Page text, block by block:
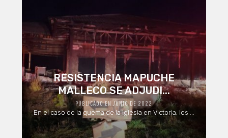
RESISTENCIA MAPUCHE
MALLECO SE ADJUDI...
PUBLICADO EN JUNIO DE 2022
En el caso de la quema de la iglesia en Victoria, los ...